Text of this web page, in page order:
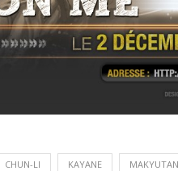
CHUN-LI KAYANE MAKYUTAN